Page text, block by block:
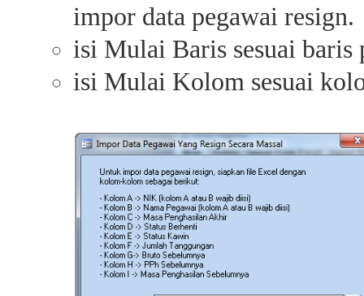
impor data pegawai resign.
isi Mulai Baris sesuai baris
isi Mulai Kolom sesuai